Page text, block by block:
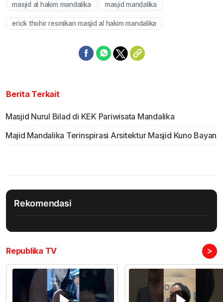
masjid al hakim mandalika masjid mandalika
erick thohir resmikan masjid al hakim mandalika
Berita Terkait
Masjid Nurul Bilad di KEK Pariwisata Mandalika
Majid Mandalika Terinspirasi Arsitektur Masjid Kuno Bayan
Rekomendasi
Republika TV >